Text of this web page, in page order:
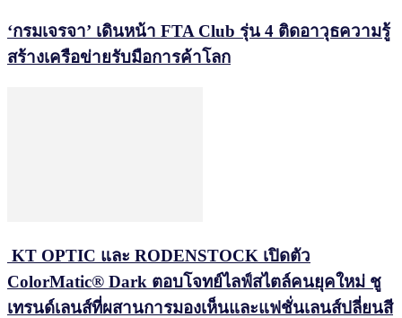
‘กรมเจรจา’ เดินหน้า FTA Club รุ่น 4 ติดอาวุธความรู้
สร้างเครือข่ายรับมือการค้าโลก
KT OPTIC และ RODENSTOCK เปิดตัว
ColorMatic® Dark ตอบโจทย์ไลฟ์สไตล์คนยุคใหม่ ชู
เทรนด์เลนส์ที่ผสานการมองเห็นและแฟชั่นเลนส์ปลี่ยนสี